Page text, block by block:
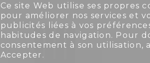
Ce site Web utilise ses propres
pour améliorer nos services et
publicités liées à vos
habitudes de navigation. Pour
consentement à son utilisation,
Accepter.